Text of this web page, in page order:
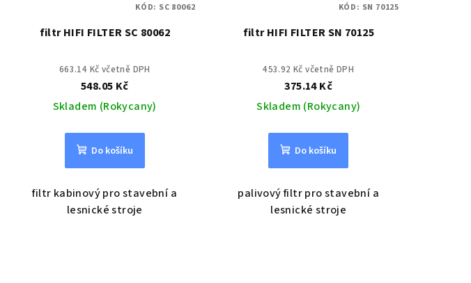
filtr HIFI FILTER SC 80062
663.14 Kč včetně DPH
548.05 Kč
Skladem (Rokycany)
Do košíku
filtr kabinový pro stavební a
lesnické stroje
KÓD: SC 80062
filtr HIFI FILTER SN 70125
453.92 Kč včetně DPH
375.14 Kč
Skladem (Rokycany)
Do košíku
palivový filtr pro stavební a
lesnické stroje
KÓD: SN 70125